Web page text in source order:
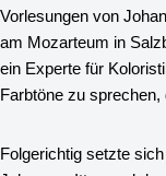
Vorlesungen von
am Mozarteum in
ein Experte für
Farbtöne zu
Folgerichtig setzte